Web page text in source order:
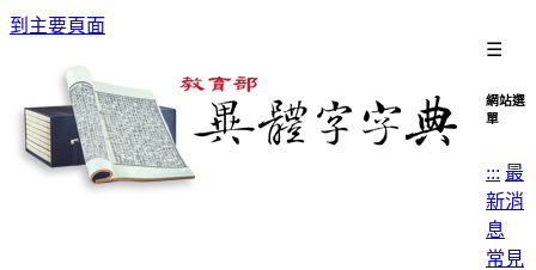
到主要頁面
☰
網站選
單
::: 最
新消
息
常見